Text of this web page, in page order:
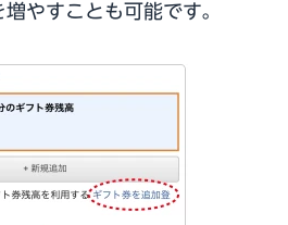
やすことも可能です。